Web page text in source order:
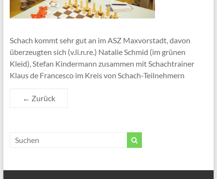
Schach kommt sehr gut an im ASZ Maxvorstadt, davon
überzeugten sich (v.li.n.re.) Natalie Schmid (im grünen
Kleid), Stefan Kindermann zusammen mit Schachtrainer
Klaus de Francesco im Kreis von Schach-Teilnehmern
← Zurück